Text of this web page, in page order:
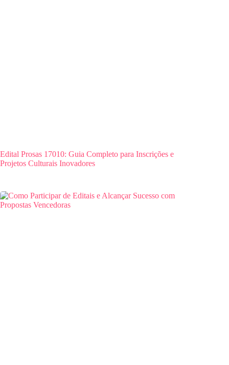
Edital Prosas 17010: Guia Completo para Inscrições e
Projetos Culturais Inovadores